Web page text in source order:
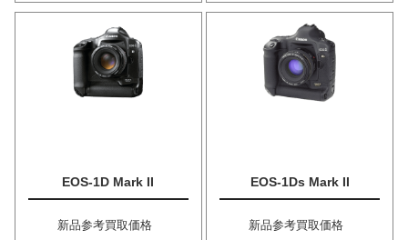
EOS-1D Mark II
新品参考買取価格
EOS-1Ds Mark II
新品参考買取価格